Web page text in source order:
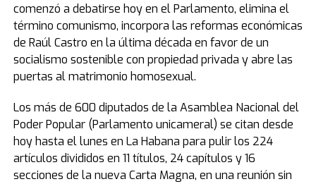
comenzó a debatirse hoy en el Parlamento, elimina el
término comunismo, incorpora las reformas económicas
de Raúl Castro en la última década en favor de un
socialismo sostenible con propiedad privada y abre las
puertas al matrimonio homosexual.
Los más de 600 diputados de la Asamblea Nacional del
Poder Popular (Parlamento unicameral) se citan desde
hoy hasta el lunes en La Habana para pulir los 224
artículos divididos en 11 títulos, 24 capítulos y 16
secciones de la nueva Carta Magna, en una reunión sin